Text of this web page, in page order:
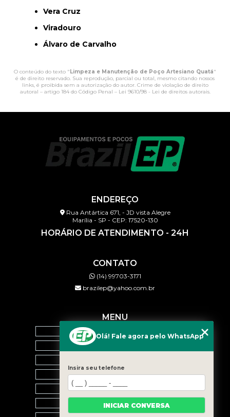
Vera Cruz
Viradouro
Álvaro de Carvalho
O conteúdo do texto "Limpeza e Manutenção de Poço Artesiano Quatá"
é de direito reservado. Sua reprodução, parcial ou total, mesmo citando nossos
links, é proibida sem a autorização do autor. Crime de violação de direito
autoral – artigo 184 do Código Penal – Lei 9610/98 - Lei de direitos autorais.
ENDEREÇO
Rua Antártica 671, - JD vista Alegre
Marília - SP - CEP: 17520-130
HORÁRIO DE ATENDIMENTO - 24H
CONTATO
(14) 99703-3171
brazilep@yahoo.com.br
MENU
HOME
BLOG
CONTATO
CATEGORIAS
Olá! Fale agora pelo WhatsApp
Insira seu telefone
INICIAR CONVERSA